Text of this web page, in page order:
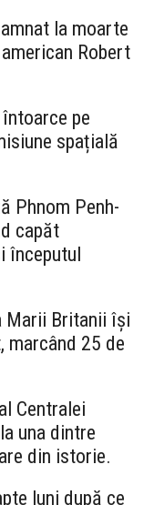
la moarte
Robert
pe
spațială
Phnom Penh-
capăt
începutul
Marii Britanii își
marcând 25 de
Centralei
una dintre
din istorie.
luni după ce